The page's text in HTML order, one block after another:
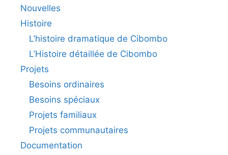
Nouvelles
Histoire
L’histoire dramatique de Cibombo
L’Histoire détaillée de Cibombo
Projets
Besoins ordinaires
Besoins spéciaux
Projets familiaux
Projets communautaires
Documentation